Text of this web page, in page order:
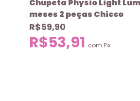
Chupeta Physio Light
meses 2 peças Chicco
R$59,90
R$53,91 com Pix